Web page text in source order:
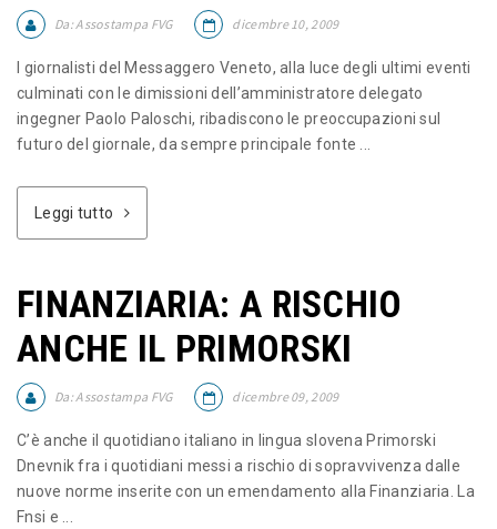
Da:Assostampa FVG dicembre 10, 2009
I giornalisti del Messaggero Veneto, alla luce degli ultimi eventi
culminati con le dimissioni dell’amministratore delegato
ingegner Paolo Paloschi, ribadiscono le preoccupazioni sul
futuro del giornale, da sempre principale fonte ...
Leggi tutto
FINANZIARIA: A RISCHIO
ANCHE IL PRIMORSKI
Da:Assostampa FVG dicembre 09, 2009
C’è anche il quotidiano italiano in lingua slovena Primorski
Dnevnik fra i quotidiani messi a rischio di sopravvivenza dalle
nuove norme inserite con un emendamento alla Finanziaria. La
Fnsi e ...